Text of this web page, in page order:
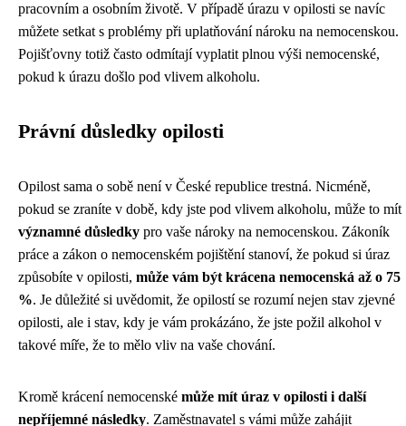
pracovním a osobním životě. V případě úrazu v opilosti se navíc
můžete setkat s problémy při uplatňování nároku na nemocenskou.
Pojišťovny totiž často odmítají vyplatit plnou výši nemocenské,
pokud k úrazu došlo pod vlivem alkoholu.
Právní důsledky opilosti
Opilost sama o sobě není v České republice trestná. Nicméně,
pokud se zraníte v době, kdy jste pod vlivem alkoholu, může to mít
významné důsledky pro vaše nároky na nemocenskou. Zákoník
práce a zákon o nemocenském pojištění stanoví, že pokud si úraz
způsobíte v opilosti, může vám být krácena nemocenská až o 75
%. Je důležité si uvědomit, že opilostí se rozumí nejen stav zjevné
opilosti, ale i stav, kdy je vám prokázáno, že jste požil alkohol v
takové míře, že to mělo vliv na vaše chování.
Kromě krácení nemocenské může mít úraz v opilosti i další
nepříjemné následky. Zaměstnavatel s vámi může zahájit